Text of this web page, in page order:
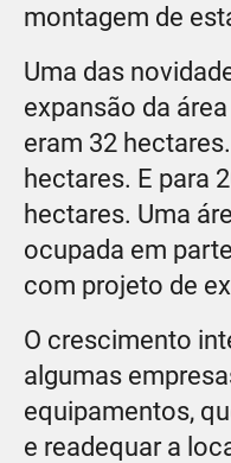
montagem de
Uma das
expansão da
eram 32
hectares. E para
hectares. Uma
ocupada em
com projeto de
O crescimento
algumas
equipamentos,
e readequar a